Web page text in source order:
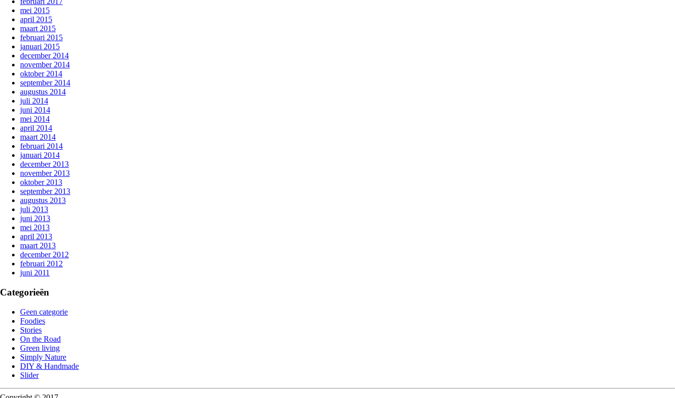
mei 2015
april 2015
maart 2015
februari 2015
januari 2015
december 2014
november 2014
oktober 2014
september 2014
augustus 2014
juli 2014
juni 2014
mei 2014
april 2014
maart 2014
februari 2014
januari 2014
december 2013
november 2013
oktober 2013
september 2013
augustus 2013
juli 2013
juni 2013
mei 2013
april 2013
maart 2013
december 2012
februari 2012
juni 2011
Categorieën
Geen categorie
Foodies
Stories
On the Road
Green living
Simply Nature
DIY & Handmade
Slider